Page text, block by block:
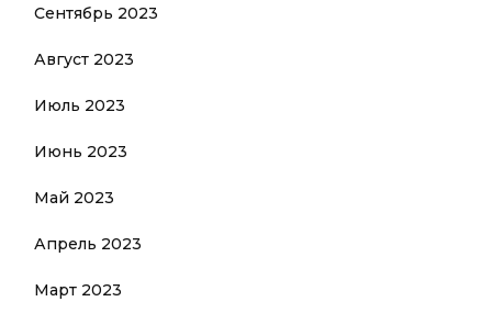
Сентябрь 2023
Август 2023
Июль 2023
Июнь 2023
Май 2023
Апрель 2023
Март 2023